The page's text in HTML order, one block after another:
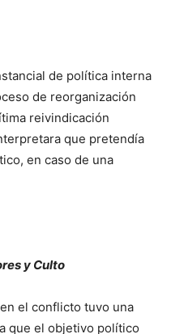
de política interna
de reorganización
reivindicación
que pretendía
en caso de una
y Culto
el conflicto tuvo una
que el objetivo político